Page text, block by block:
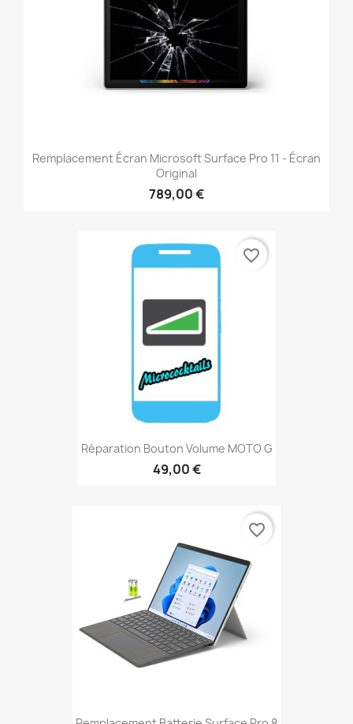
Remplacement Écran Microsoft Surface Pro 11 - Écran
Original
789,00 €
Réparation Bouton Volume MOTO G
49,00 €
favorite_border
favorite_border